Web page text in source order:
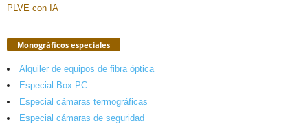
Monográficos especiales
Alquiler de equipos de fibra óptica
Especial Box PC
Especial cámaras termográficas
Especial cámaras de seguridad